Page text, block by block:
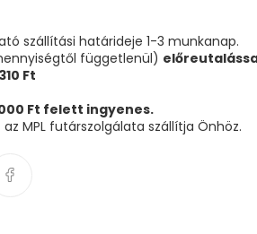
szállítási határideje 1-3 munkanap.
függetlenül)
Ft
Ft felett ingyenes.
MPL futárszolgálata szállítja Önhöz.